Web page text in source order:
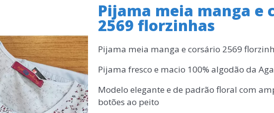
Pijama meia manga e
2569 florzinhas
Pijama meia manga e corsário 2569
Pijama fresco e macio 100% algodão da Aga
Modelo elegante e de padrão floral com
botões ao peito